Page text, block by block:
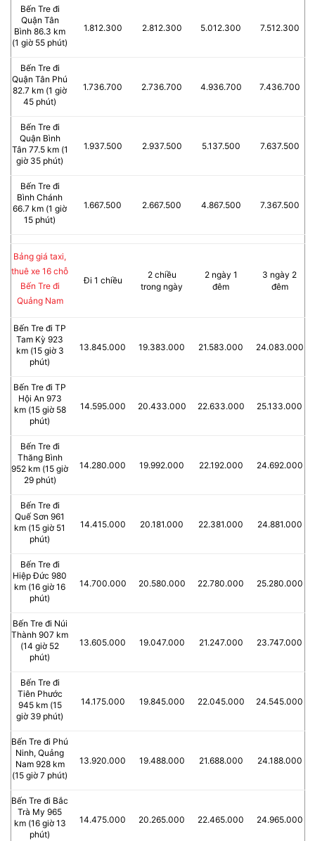
Bến Tre đi
Quận Tân
Bình 86.3 km
(1 giờ 55 phút)
1.812.300 2.812.300 5.012.300 7.512.300
Bến Tre đi
Quận Tân Phú
82.7 km (1 giờ
45 phút)
1.736.700 2.736.700 4.936.700 7.436.700
Bến Tre đi
Quận Bình
Tân 77.5 km (1
giờ 35 phút)
1.937.500 2.937.500 5.137.500 7.637.500
Bến Tre đi
Bình Chánh
66.7 km (1 giờ
15 phút)
1.667.500 2.667.500 4.867.500 7.367.500
Bảng giá taxi,
thuê xe 16 chỗ
Bến Tre đi
Quảng Nam
Đi 1 chiều
2 chiều
trong ngày
2 ngày 1
đêm
3 ngày 2
đêm
Bến Tre đi TP
Tam Kỳ 923
km (15 giờ 3
phút)
13.845.000 19.383.000 21.583.000 24.083.000
Bến Tre đi TP
Hội An 973
km (15 giờ 58
phút)
14.595.000 20.433.000 22.633.000 25.133.000
Bến Tre đi
Thăng Bình
952 km (15 giờ
29 phút)
14.280.000 19.992.000 22.192.000 24.692.000
Bến Tre đi
Quế Sơn 961
km (15 giờ 51
phút)
14.415.000 20.181.000 22.381.000 24.881.000
Bến Tre đi
Hiệp Đức 980
km (16 giờ 16
phút)
14.700.000 20.580.000 22.780.000 25.280.000
Bến Tre đi Núi
Thành 907 km
(14 giờ 52
phút)
13.605.000 19.047.000 21.247.000 23.747.000
Bến Tre đi
Tiên Phước
945 km (15
giờ 39 phút)
14.175.000 19.845.000 22.045.000 24.545.000
Bến Tre đi Phú
Ninh, Quảng
Nam 928 km
(15 giờ 7 phút)
13.920.000 19.488.000 21.688.000 24.188.000
Bến Tre đi Bắc
Trà My 965
km (16 giờ 13
phút)
14.475.000 20.265.000 22.465.000 24.965.000